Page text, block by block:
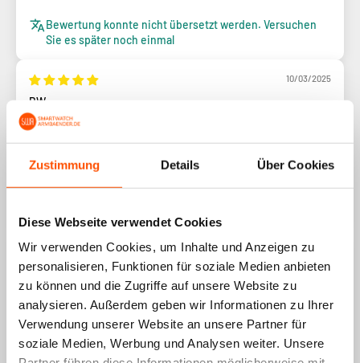
Zustimmung Details Über Cookies
Diese Webseite verwendet Cookies
Wir verwenden Cookies, um Inhalte und Anzeigen zu
personalisieren, Funktionen für soziale Medien anbieten
zu können und die Zugriffe auf unsere Website zu
analysieren. Außerdem geben wir Informationen zu Ihrer
Verwendung unserer Website an unsere Partner für
soziale Medien, Werbung und Analysen weiter. Unsere
Bewertung konnte nicht übersetzt werden. Versuchen
Sie es später noch einmal
10/03/2025
BW
Mooi bandje past goed, erg elegant.
+ Elegant
19/01/2025
lievewitvrouwen@hotmail.com
Past zeer mooi, zowel voor een zeer fijne als iets stevige
pols.
+ Zeer mooi betaalbaar bandje